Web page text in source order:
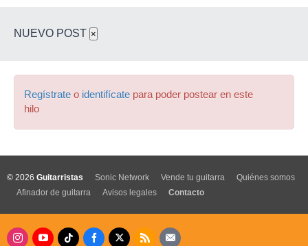
NUEVO POST ×
Regístrate o identifícate para poder postear en este
hilo
© 2026 Guitarristas Sonic Network Vende tu guitarra
Quiénes somos
Afinador de guitarra
Avisos legales Contacto